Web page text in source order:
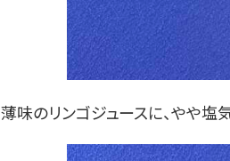
薄味のリンゴジュースに、やや塩